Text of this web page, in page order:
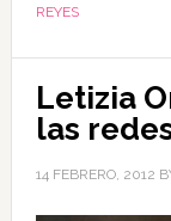
REYES
Letizia
las
14 FEBRERO, 2012